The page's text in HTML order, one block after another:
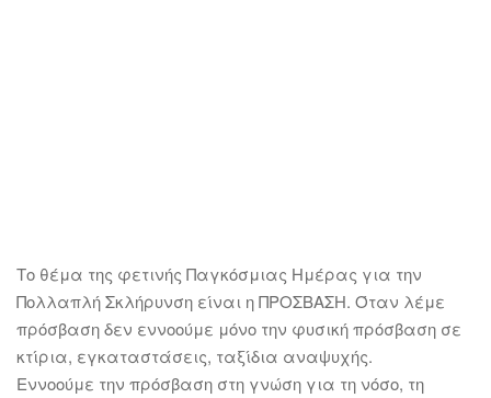
Το θέμα της φετινής Παγκόσμιας Ημέρας για την
Πολλαπλή Σκλήρυνση είναι η ΠΡΟΣΒΑΣΗ. Όταν λέμε
πρόσβαση δεν εννοούμε μόνο την φυσική πρόσβαση σε
κτίρια, εγκαταστάσεις, ταξίδια αναψυχής.
Εννοούμε την πρόσβαση στη γνώση για τη νόσο, τη